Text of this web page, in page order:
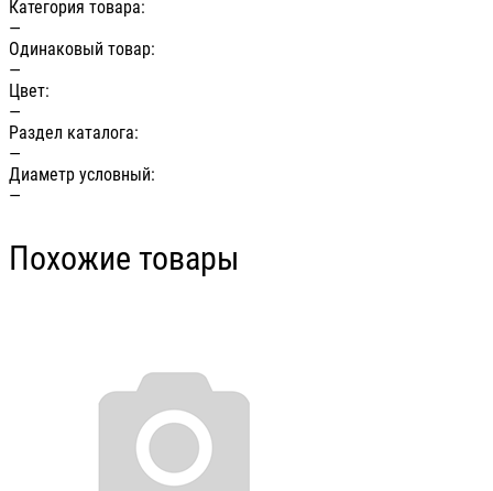
Категория товара:
—
Одинаковый товар:
—
Цвет:
—
Раздел каталога:
—
Диаметр условный:
—
Похожие товары